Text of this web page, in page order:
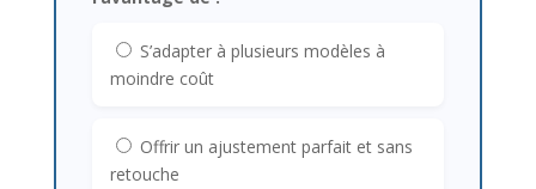
S’adapter à plusieurs modèles à
moindre coût
Offrir un ajustement parfait et sans
retouche